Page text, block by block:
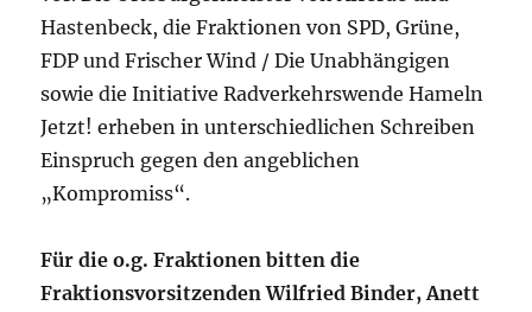
Hastenbeck, die Fraktionen von SPD, Grüne,
FDP und Frischer Wind / Die Unabhängigen
sowie die Initiative Radverkehrswende Hameln
Jetzt! erheben in unterschiedlichen Schreiben
Einspruch gegen den angeblichen
„Kompromiss“.
Für die o.g. Fraktionen bitten die
Fraktionsvorsitzenden Wilfried Binder, Anett